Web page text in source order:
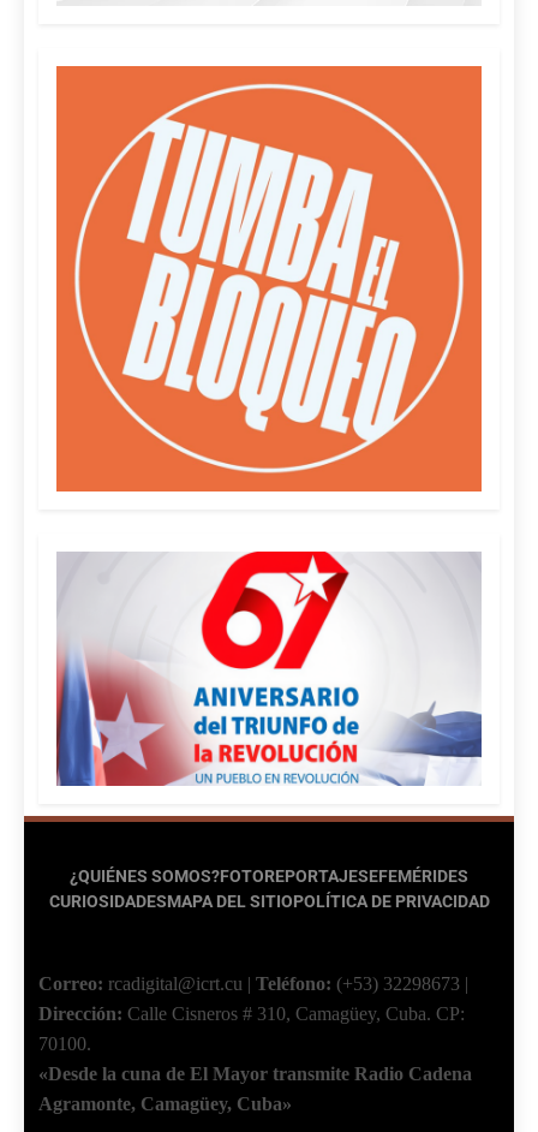
¿QUIÉNES SOMOS?FOTOREPORTAJESEFEMÉRIDES
CURIOSIDADESMAPA DEL SITIOPOLÍTICA DE PRIVACIDAD
Correo: rcadigital@icrt.cu | Teléfono: (+53) 32298673 |
Dirección: Calle Cisneros # 310, Camagüey, Cuba. CP:
70100.
«Desde la cuna de El Mayor transmite Radio Cadena
Agramonte, Camagüey, Cuba»